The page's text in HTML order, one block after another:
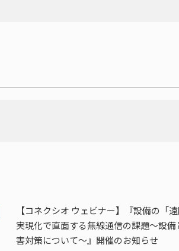
【コネクシオ ウェビナー】『設備の「
実現化で直面する無線通信の課題～設
害対策について～』開催のお知らせ